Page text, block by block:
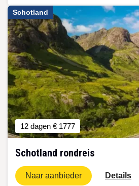
Schotland
12 dagen € 1777
Schotland rondreis
Naar aanbieder Details